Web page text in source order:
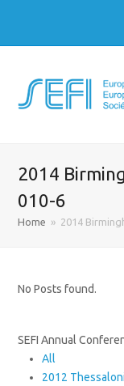
2014
010-6
Home » 2014
No Posts found.
SEFI Annual
All
2012